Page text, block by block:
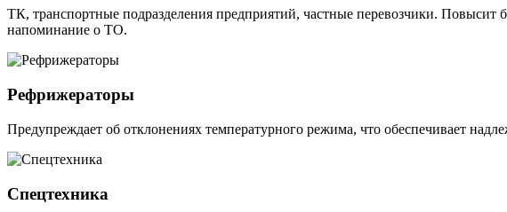
ТК, транспортные подразделения предприятий, частные перевозчики. Повысит
напоминание о ТО.
Рефрижераторы
Предупреждает об отклонениях температурного режима, что обеспечивает
Спецтехника